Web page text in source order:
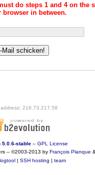
do steps 1 and 4 on the
browser in between.
216.73.217.58
5.0.6-stable– GPL License
– ©2003-2013 by François Planque
| SSH hosting | team